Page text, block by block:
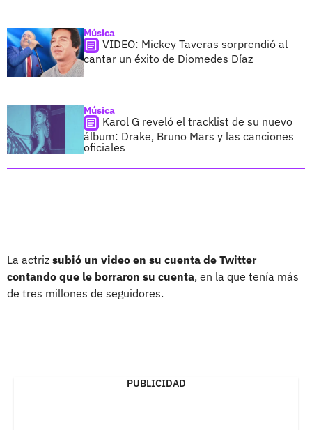
Música
VIDEO: Mickey Taveras sorprendió al
cantar un éxito de Diomedes Díaz
Música
Karol G reveló el tracklist de su nuevo
álbum: Drake, Bruno Mars y las canciones
oficiales
La actriz subió un video en su cuenta de Twitter
contando que le borraron su cuenta, en la que tenía más
de tres millones de seguidores.
PUBLICIDAD